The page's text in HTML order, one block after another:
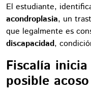
El estudiante,
acondroplasia, un
que legalmente es
discapacidad,
Fiscalía
posible